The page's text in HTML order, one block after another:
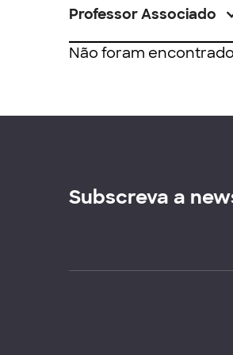
Professor Associado
Não foram
Subscreva a